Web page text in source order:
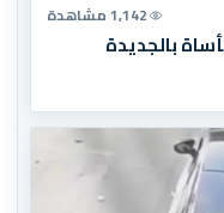
1,142 مشاهدة
بالجديدة